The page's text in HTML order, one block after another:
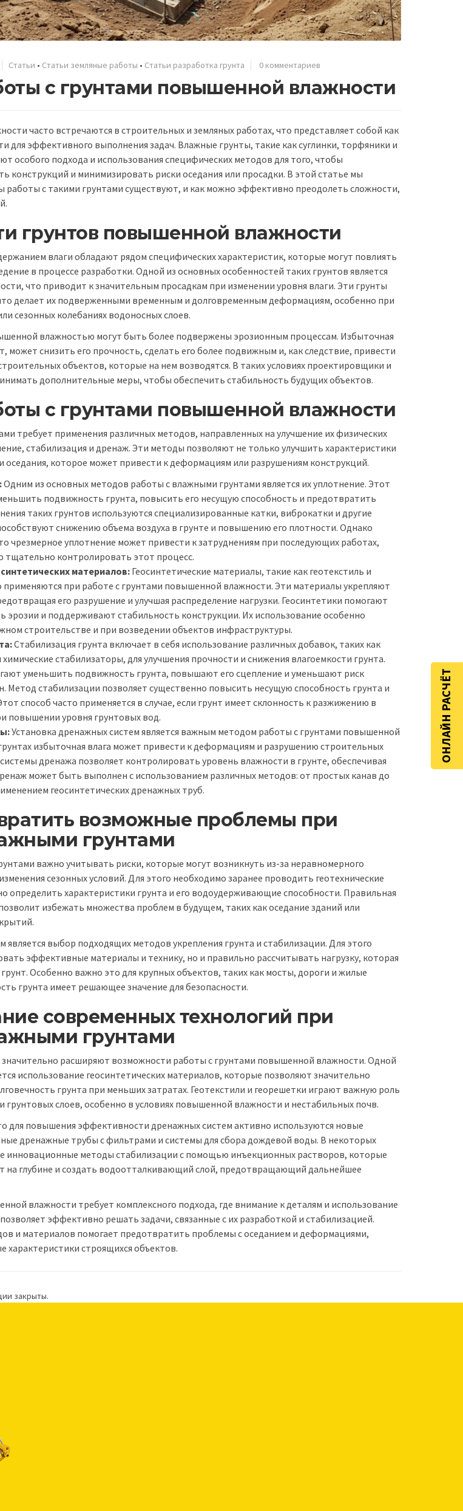
Статьи • Статьи земляные работы • Статьи разработка грунта 0 комментариев
с грунтами повышенной влажности
часто встречаются в строительных и земляных работах, что представляет собой как
для эффективного выполнения задач. Влажные грунты, такие как суглинки, торфяники и
особого подхода и использования специфических методов для того, чтобы
конструкций и минимизировать риски оседания или просадки. В этой статье мы
работы с такими грунтами существуют, и как можно эффективно преодолеть сложности,
грунтов повышенной влажности
влаги обладают рядом специфических характеристик, которые могут повлиять
в процессе разработки. Одной из основных особенностей таких грунтов является
что приводит к значительным просадкам при изменении уровня влаги. Эти грунты
делает их подверженными временным и долговременным деформациям, особенно при
сезонных колебаниях водоносных слоев.
влажностью могут быть более подвержены эрозионным процессам. Избыточная
может снизить его прочность, сделать его более подвижным и, как следствие, привести
объектов, которые на нем возводятся. В таких условиях проектировщики и
дополнительные меры, чтобы обеспечить стабильность будущих объектов.
с грунтами повышенной влажности
требует применения различных методов, направленных на улучшение их физических
стабилизация и дренаж. Эти методы позволяют не только улучшить характеристики
оседания, которое может привести к деформациям или разрушениям конструкций.
Одним из основных методов работы с влажными грунтами является их уплотнение. Этот
подвижность грунта, повысить его несущую способность и предотвратить
таких грунтов используются специализированные катки, виброкатки и другие
снижению объема воздуха в грунте и повышению его плотности. Однако
чрезмерное уплотнение может привести к затруднениям при последующих работах,
тщательно контролировать этот процесс.
материалов:Геосинтетические материалы, такие как геотекстиль и
при работе с грунтами повышенной влажности. Эти материалы укрепляют
его разрушение и улучшая распределение нагрузки. Геосинтетики помогают
эрозии и поддерживают стабильность конструкции. Их использование особенно
строительстве и при возведении объектов инфраструктуры.
Стабилизация грунта включает в себя использование различных добавок, таких как
стабилизаторы, для улучшения прочности и снижения влагоемкости грунта.
уменьшить подвижность грунта, повышают его сцепление и уменьшают риск
Метод стабилизации позволяет существенно повысить несущую способность грунта и
способ часто применяется в случае, если грунт имеет склонность к разжижению в
повышении уровня грунтовых вод.
Установка дренажных систем является важным методом работы с грунтами повышенной
избыточная влага может привести к деформациям и разрушению строительных
дренажа позволяет контролировать уровень влажности в грунте, обеспечивая
может быть выполнен с использованием различных методов: от простых канав до
геосинтетических дренажных труб.
возможные проблемы при
грунтами
важно учитывать риски, которые могут возникнуть из-за неравномерного
сезонных условий. Для этого необходимо заранее проводить геотехнические
определить характеристики грунта и его водоудерживающие способности. Правильная
избежать множества проблем в будущем, таких как оседание зданий или
выбор подходящих методов укрепления грунта и стабилизации. Для этого
эффективные материалы и технику, но и правильно рассчитывать нагрузку, которая
Особенно важно это для крупных объектов, таких как мосты, дороги и жилые
грунта имеет решающее значение для безопасности.
современных технологий при
грунтами
расширяют возможности работы с грунтами повышенной влажности. Одной
использование геосинтетических материалов, которые позволяют значительно
грунта при меньших затратах. Геотекстили и георешетки играют важную роль
грунтовых слоев, особенно в условиях повышенной влажности и нестабильных почв.
для повышения эффективности дренажных систем активно используются новые
дренажные трубы с фильтрами и системы для сбора дождевой воды. В некоторых
инновационные методы стабилизации с помощью инъекционных растворов, которые
на глубине и создать водоотталкивающий слой, предотвращающий дальнейшее
влажности требует комплексного подхода, где внимание к деталям и использование
эффективно решать задачи, связанные с их разработкой и стабилизацией.
и материалов помогает предотвратить проблемы с оседанием и деформациями,
характеристики строящихся объектов.
закрыты.
ОНЛАЙН РАСЧЁТ